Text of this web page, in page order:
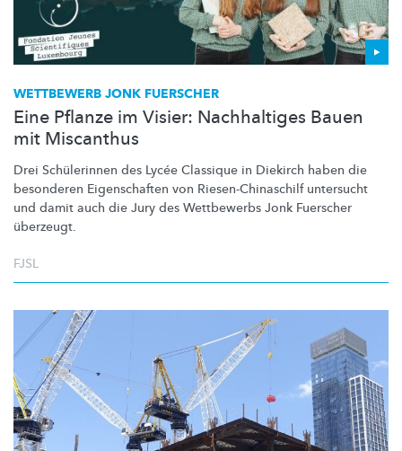
WETTBEWERB JONK FUERSCHER
Eine Pflanze im Visier: Nachhaltiges Bauen
mit Miscanthus
Drei Schülerinnen des Lycée Classique in Diekirch haben die
besonderen Eigenschaften von Riesen-Chinaschilfuntersucht
und damit auch die Jury des Wettbewerbs Jonk Fuerscher
überzeugt.
FJSL